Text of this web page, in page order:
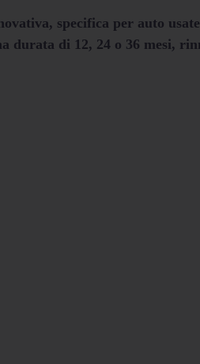
specifica per auto
durata di 12, 24 o 36 mesi,